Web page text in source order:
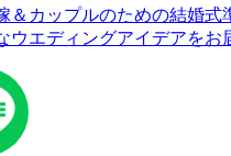
＆カップルのための結婚
ウエディングアイデアをお